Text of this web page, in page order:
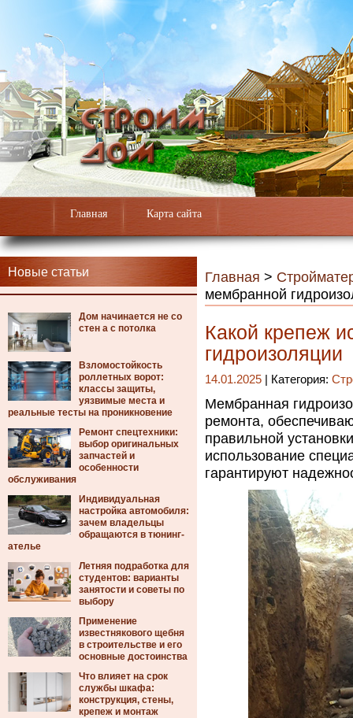
Главная Карта сайта
Новые статьи
Дом начинается не со
стен а с потолка
Взломостойкость
роллетных ворот:
классы защиты,
уязвимые места и
реальные тесты на проникновение
Ремонт спецтехники:
выбор оригинальных
запчастей и
особенности
обслуживания
Индивидуальная
настройка автомобиля:
зачем владельцы
обращаются в тюнинг-
ателье
Летняя подработка для
студентов: варианты
занятости и советы по
выбору
Применение
известнякового щебня
в строительстве и его
основные достоинства
Что влияет на срок
службы шкафа:
конструкция, стены,
крепеж и монтаж
Главная >
мембранной
Какой крепеж
гидроизоляции
14.01.2025 | Категория:
Мембранная
ремонта,
правильной
использование
гарантируют